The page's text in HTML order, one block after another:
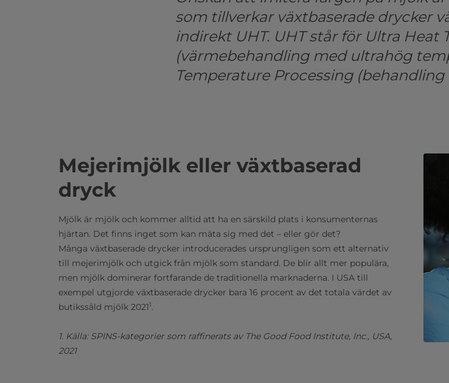
som tillverkar växtbaserade drycker
indirekt UHT. UHT står för Ultra Heat
(värmebehandling med ultrahög
Temperature Processing
Mejerimjölk eller växtbaserad
dryck
Mjölk är mjölk och kommer alltid att ha en särskild plats i konsumenternas
hjärtan. Det finns inget som kan mäta sig med det – eller gör det?
Många växtbaserade drycker introducerades ursprungligen som ett alternativ
till mejerimjölk och utgick från mjölk som standard. De blir allt mer populära,
men mjölk dominerar fortfarande de traditionella marknaderna. I USA till
exempel utgjorde växtbaserade drycker bara 16 procent av det totala värdet av
butikssåld mjölk 20211.
1. Källa: SPINS-kategorier som raffinerats av The Good Food Institute, Inc., USA,
2021